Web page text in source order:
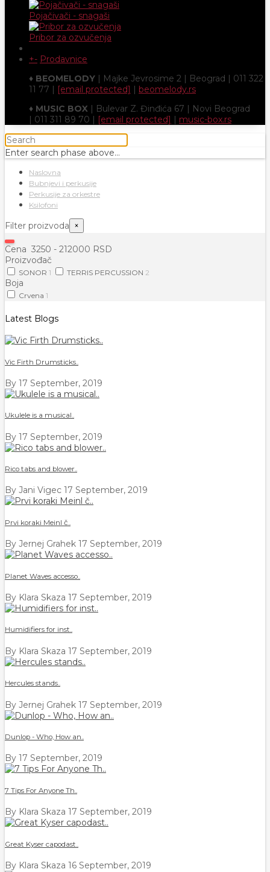
Pojačivači - snagaši
Pribor za ozvučenja
+- Prodavnice
♦ BEOMELODY | Majke Jevrosime 2 | Beograd | 011 322
11 77 | [email protected] | beomelody.rs
♦ MUSIC BOX | Bulevar Z. Đinđića 67 | Novi Beograd
| 011 311 89 70 | [email protected] | music-box.rs
Enter search phase above...
Naslovna
Bubnjevi i perkusije
Perkusije za orkestre
Ksilofoni
Filter proizvoda ×
Cena 3250 - 212000 RSD
Proizvođač
SONOR 1 TERRIS PERCUSSION 2
Boja
Crvena 1
Latest Blogs
Vic Firth Drumsticks..
By 17 September, 2019
Ukulele is a musical..
By 17 September, 2019
Rico tabs and blower..
By Jani Vigec 17 September, 2019
Prvi koraki Meinl č..
By Jernej Grahek 17 September, 2019
Planet Waves accesso..
By Klara Skaza 17 September, 2019
Humidifiers for inst..
By Klara Skaza 17 September, 2019
Hercules stands..
By Jernej Grahek 17 September, 2019
Dunlop - Who, How an..
By 17 September, 2019
7 Tips For Anyone Th..
By Klara Skaza 17 September, 2019
Great Kyser capodast..
By Klara Skaza 16 September, 2019